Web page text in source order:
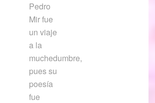
Pedro
Mir fue
un viaje
a la
muchedumbre,
pues su
poesía
fue